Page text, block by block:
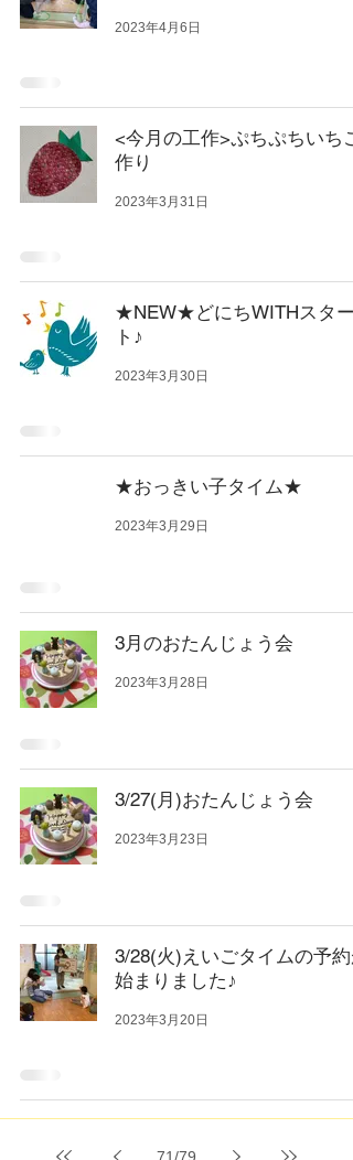
2023年4月6日
<今月の工作>ぷちぷちいちご
作り
2023年3月31日
★NEW★どにちWITHスター
ト♪
2023年3月30日
★おっきい子タイム★
2023年3月29日
3月のおたんじょう会
2023年3月28日
3/27(月)おたんじょう会
2023年3月23日
3/28(火)えいごタイムの予約
始まりました♪
2023年3月20日